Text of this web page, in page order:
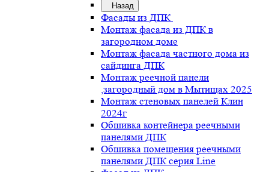
Назад
Фасады из ДПК
Монтаж фасада из ДПК в
загородном доме
Монтаж фасада частного дома из
сайдинга ДПК
Монтаж реечной панели
,загородный дом в Мытищах 2025
Монтаж стеновых панелей Клин
2024г
Обшивка контейнера реечными
панелями ДПК
Обшивка помещения реечными
панелями ДПК серия Line